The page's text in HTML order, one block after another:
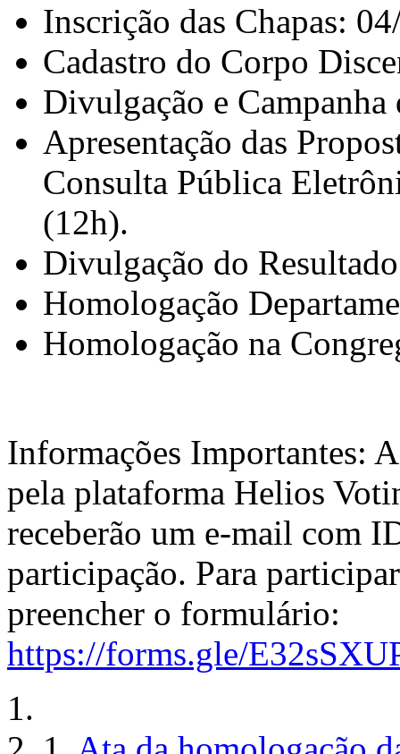
Inscrição das Chapas:
Cadastro do Corpo
Divulgação e
Apresentação das
Consulta Pública
(12h).
Divulgação do
Homologação
Homologação na
Informações Importantes:
pela plataforma Helios
receberão um e-mail com
participação. Para
preencher o formulário:
https://forms.gle/